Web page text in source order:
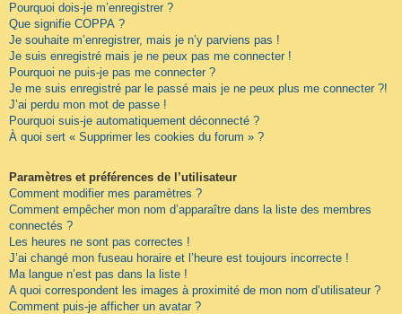
Pourquoi dois-je m’enregistrer ?
Que signifie COPPA ?
Je souhaite m’enregistrer, mais je n’y parviens pas !
Je suis enregistré mais je ne peux pas me connecter !
Pourquoi ne puis-je pas me connecter ?
Je me suis enregistré par le passé mais je ne peux plus me connecter ?!
J’ai perdu mon mot de passe !
Pourquoi suis-je automatiquement déconnecté ?
À quoi sert « Supprimer les cookies du forum » ?
Paramètres et préférences de l’utilisateur
Comment modifier mes paramètres ?
Comment empêcher mon nom d’apparaître dans la liste des membres
connectés ?
Les heures ne sont pas correctes !
J’ai changé mon fuseau horaire et l’heure est toujours incorrecte !
Ma langue n’est pas dans la liste !
A quoi correspondent les images à proximité de mon nom d’utilisateur ?
Comment puis-je afficher un avatar ?